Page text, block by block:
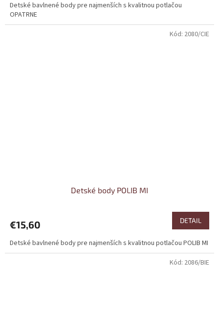
Detské bavlnené body pre najmenších s kvalitnou potlačou
OPATRNE
Detské body POLIB MI
€15,60 DETAIL
Detské bavlnené body pre najmenších s kvalitnou potlačou POLIB MI
Kód: 2080/CIE
Kód: 2086/BIE